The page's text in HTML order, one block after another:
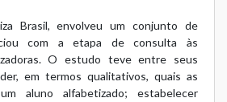
Brasil, envolveu um conjunto de
com a etapa de consulta às
O estudo teve entre seus
em termos qualitativos, quais as
aluno alfabetizado; estabelecer